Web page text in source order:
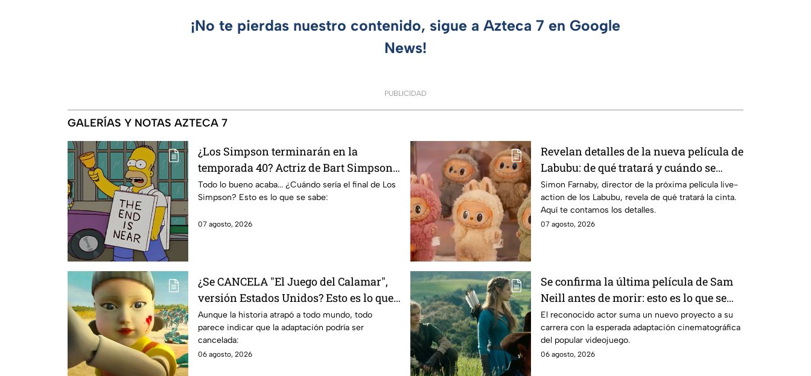
¡No te pierdas nuestro contenido, sigue a Azteca 7 en Google
News!
PUBLICIDAD
GALERÍAS Y NOTAS AZTECA 7
¿Los Simpson terminarán en la
temporada 40? Actriz de Bart Simpson
da IMPACTANTE declaración
Todo lo bueno acaba... ¿Cuándo sería el final de Los
Simpson? Esto es lo que se sabe:
07 agosto, 2026
Revelan detalles de la nueva película de
Labubu: de qué tratará y cuándo se
estrena
Simon Farnaby, director de la próxima película live-
action de los Labubu, revela de qué tratará la cinta.
Aquí te contamos los detalles.
07 agosto, 2026
¿Se CANCELA "El Juego del Calamar",
versión Estados Unidos? Esto es lo que
se sabe al momento
Aunque la historia atrapó a todo mundo, todo
parece indicar que la adaptación podría ser
cancelada:
06 agosto, 2026
Se confirma la última película de Sam
Neill antes de morir: esto es lo que se
sabe hasta ahora
El reconocido actor suma un nuevo proyecto a su
carrera con la esperada adaptación cinematográfica
del popular videojuego.
06 agosto, 2026